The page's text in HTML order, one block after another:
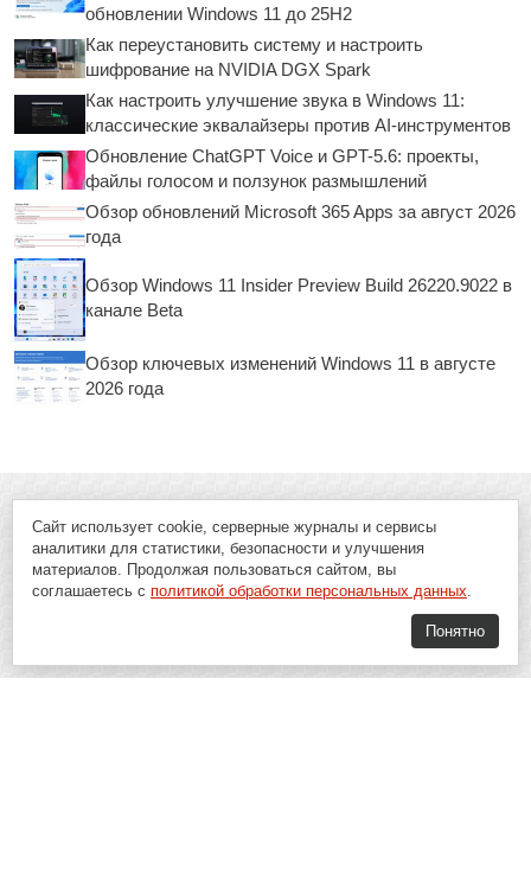
обновлении Windows 11 до 25H2
Как переустановить систему и настроить
шифрование на NVIDIA DGX Spark
Как настроить улучшение звука в Windows 11:
классические эквалайзеры против AI-инструментов
Обновление ChatGPT Voice и GPT-5.6: проекты,
файлы голосом и ползунок размышлений
Обзор обновлений Microsoft 365 Apps за август 2026
года
Обзор Windows 11 Insider Preview Build 26220.9022 в
канале Beta
Обзор ключевых изменений Windows 11 в августе
2026 года
Сайт использует cookie, серверные журналы и сервисы
аналитики для статистики, безопасности и улучшения
материалов. Продолжая пользоваться сайтом, вы
соглашаетесь с политикой обработки персональных данных.
Понятно